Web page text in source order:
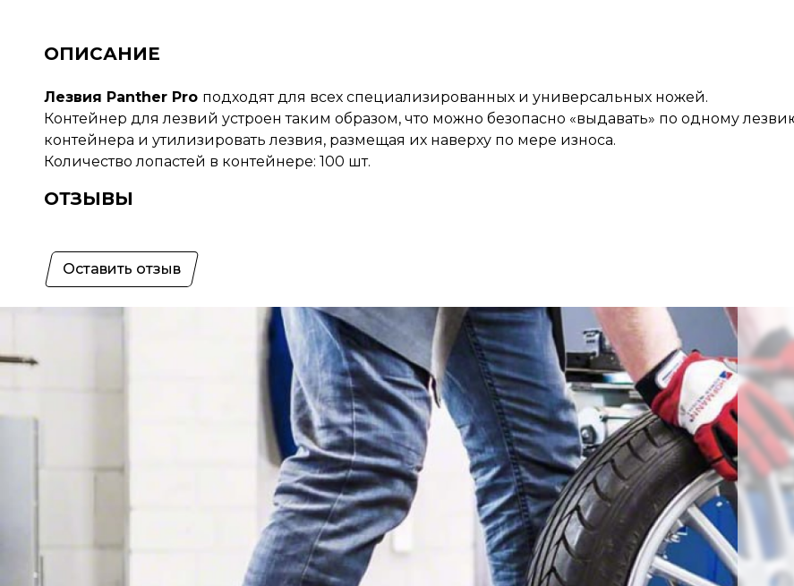
ОПИСАНИЕ
Лезвия Panther Pro подходят для всех специализированных и универсальных ножей.
Контейнер для лезвий устроен таким образом, что можно безопасно «выдавать» по одному
контейнера и утилизировать лезвия, размещая их наверху по мере износа.
Количество лопастей в контейнере: 100 шт.
ОТЗЫВЫ
Оставить отзыв